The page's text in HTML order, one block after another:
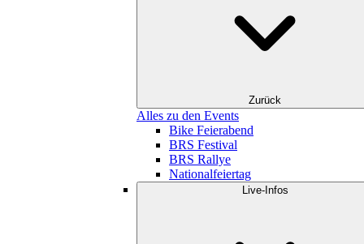
Zurück
Alles zu den Events
Bike Feierabend
BRS Festival
BRS Rallye
Nationalfeiertag
Live-Infos